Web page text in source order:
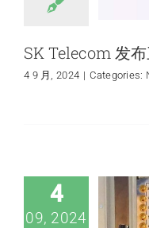
SK Telecom 发
4 9 月, 2024 | Categories:
4
09, 2024